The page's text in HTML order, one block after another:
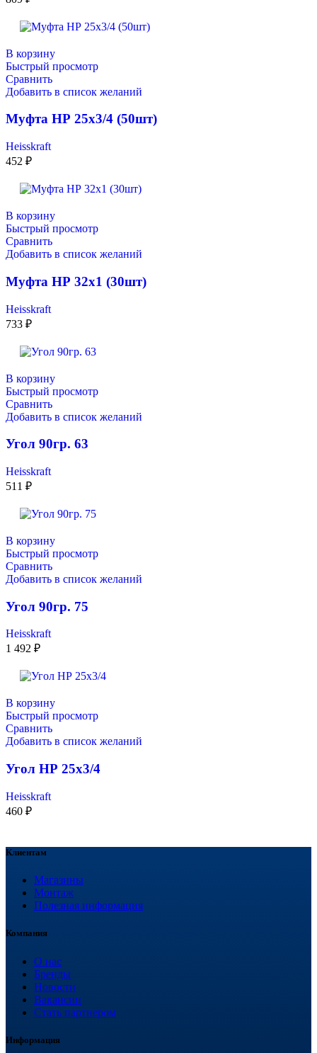
В корзину
Быстрый просмотр
Сравнить
Добавить в список желаний
Муфта НР 25х3/4 (50шт)
Heisskraft
452 ₽
В корзину
Быстрый просмотр
Сравнить
Добавить в список желаний
Муфта НР 32х1 (30шт)
Heisskraft
733 ₽
В корзину
Быстрый просмотр
Сравнить
Добавить в список желаний
Угол 90гр. 63
Heisskraft
511 ₽
В корзину
Быстрый просмотр
Сравнить
Добавить в список желаний
Угол 90гр. 75
Heisskraft
1 492 ₽
В корзину
Быстрый просмотр
Сравнить
Добавить в список желаний
Угол НР 25х3/4
Heisskraft
460 ₽
Клиентам
Магазины
Монтаж
Полезная информация
Компания
О нас
Бренды
Новости
Вакансии
Стать партнером
Информация